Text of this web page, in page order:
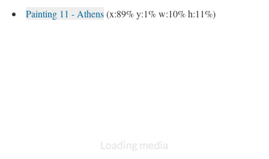
Painting 11 - Athens(x:89% y:1% w:10% h:11%)